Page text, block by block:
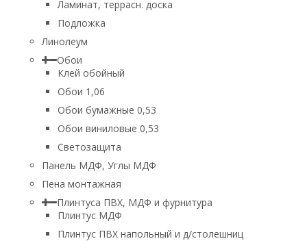
Ламинат, террасн. доска
Подложка
Линолеум
Обои
Клей обойный
Обои 1,06
Обои бумажные 0,53
Обои виниловые 0,53
Светозащита
Панель МДФ, Углы МДФ
Пена монтажная
Плинтуса ПВХ, МДФ и фурнитура
Плинтус МДФ
Плинтус ПВХ напольный и д/столешниц